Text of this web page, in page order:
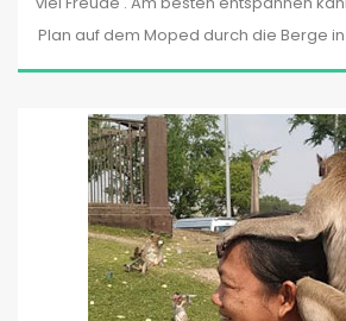
Plan auf dem Moped durch die Berge